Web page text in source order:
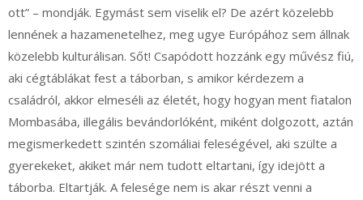
ott” – mondják. Egymást sem viselik el? De azért közelebb
lennének a hazamenetelhez, meg ugye Európához sem állnak
közelebb kulturálisan. Sőt! Csapódott hozzánk egy művész fiú,
aki cégtáblákat fest a táborban, s amikor kérdezem a
családról, akkor elmeséli az életét, hogy hogyan ment fiatalon
Mombasába, illegális bevándorlóként, miként dolgozott, aztán
megismerkedett szintén szomáliai feleségével, aki szülte a
gyerekeket, akiket már nem tudott eltartani, így idejött a
táborba. Eltartják. A felesége nem is akar részt venni a